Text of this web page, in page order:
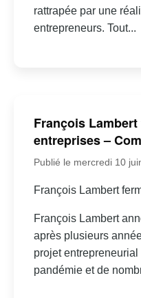
rattrapée par une
entrepreneurs. Tout...
François
entreprises –
Publié le mercredi 10
François Lambert
François Lambert
après plusieurs
projet
pandémie et de